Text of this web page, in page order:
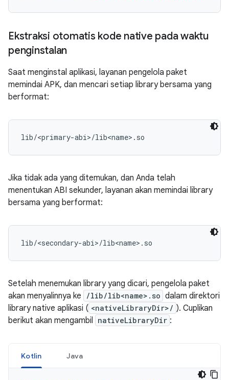
Ekstraksi otomatis kode native pada waktu
penginstalan
Saat menginstal aplikasi, layanan pengelola paket
memindai APK, dan mencari setiap library bersama yang
berformat:
Jika tidak ada yang ditemukan, dan Anda telah
menentukan ABI sekunder, layanan akan memindai library
bersama yang berformat:
Setelah menemukan library yang dicari, pengelola paket
akan menyalinnya ke
/lib/lib<name>.so dalam direktori
library native aplikasi ( <nativeLibraryDir>/ ). Cuplikan
berikut akan mengambil nativeLibraryDir :
Kotlin Java